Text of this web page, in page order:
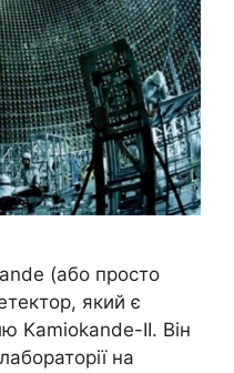
(або просто
який є
Kamiokande-II. Він
на